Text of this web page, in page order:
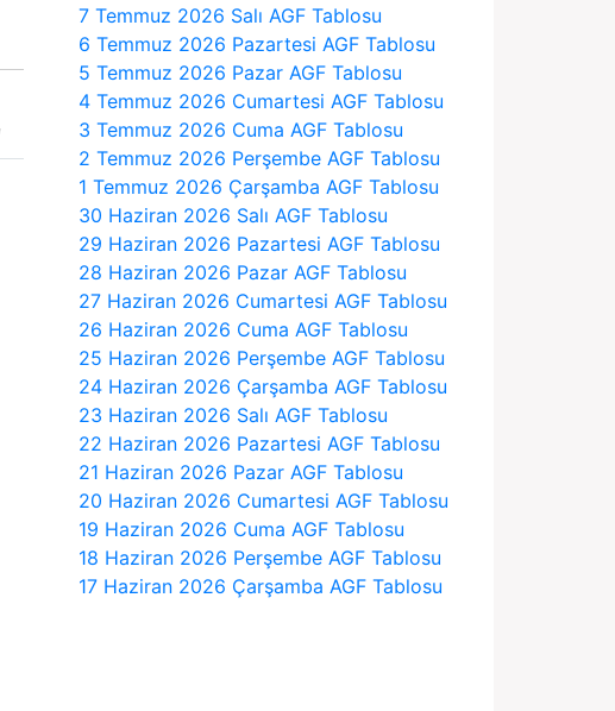
7 Temmuz 2026 Salı AGF Tablosu
6 Temmuz 2026 Pazartesi AGF Tablosu
5 Temmuz 2026 Pazar AGF Tablosu
4 Temmuz 2026 Cumartesi AGF Tablosu
3 Temmuz 2026 Cuma AGF Tablosu
2 Temmuz 2026 Perşembe AGF Tablosu
1 Temmuz 2026 Çarşamba AGF Tablosu
30 Haziran 2026 Salı AGF Tablosu
29 Haziran 2026 Pazartesi AGF Tablosu
28 Haziran 2026 Pazar AGF Tablosu
27 Haziran 2026 Cumartesi AGF Tablosu
26 Haziran 2026 Cuma AGF Tablosu
25 Haziran 2026 Perşembe AGF Tablosu
24 Haziran 2026 Çarşamba AGF Tablosu
23 Haziran 2026 Salı AGF Tablosu
22 Haziran 2026 Pazartesi AGF Tablosu
21 Haziran 2026 Pazar AGF Tablosu
20 Haziran 2026 Cumartesi AGF Tablosu
19 Haziran 2026 Cuma AGF Tablosu
18 Haziran 2026 Perşembe AGF Tablosu
17 Haziran 2026 Çarşamba AGF Tablosu